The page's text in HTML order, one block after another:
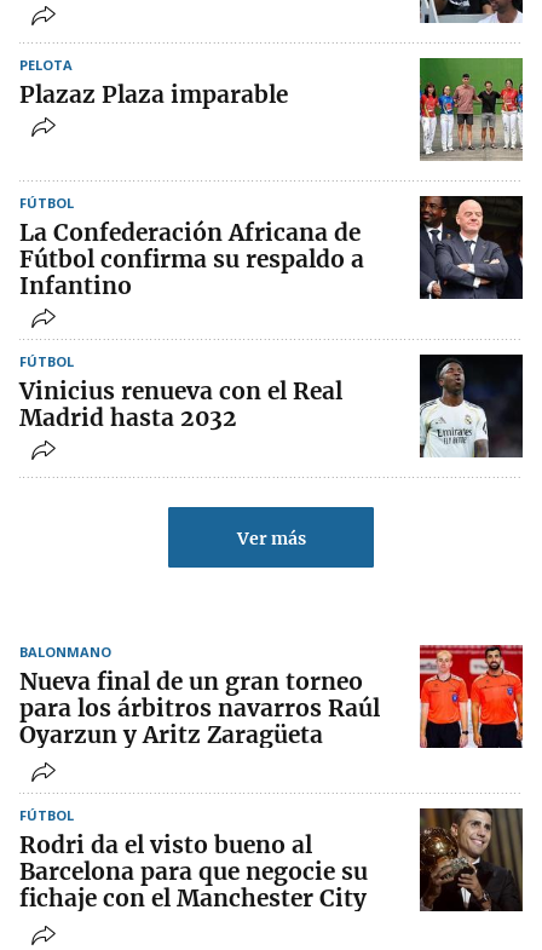
PELOTA
Plazaz Plaza imparable
FÚTBOL
La Confederación Africana de
Fútbol confirma su respaldo a
Infantino
FÚTBOL
Vinicius renueva con el Real
Madrid hasta 2032
Ver más
BALONMANO
Nueva final de un gran torneo
para los árbitros navarros Raúl
Oyarzun y Aritz Zaragüeta
FÚTBOL
Rodri da el visto bueno al
Barcelona para que negocie su
fichaje con el Manchester City